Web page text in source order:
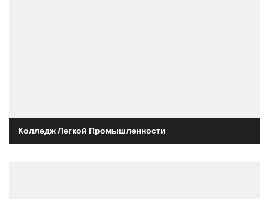
Колледж Легкой Промышленности